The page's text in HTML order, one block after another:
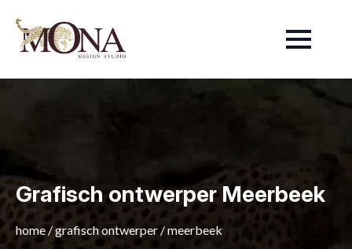
Grafisch ontwerper Meerbeek
home /grafisch ontwerper /meerbeek